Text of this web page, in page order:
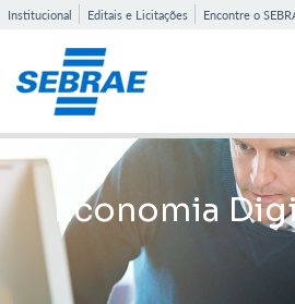
Institucional Editais e Licitações Encontre o
Economia